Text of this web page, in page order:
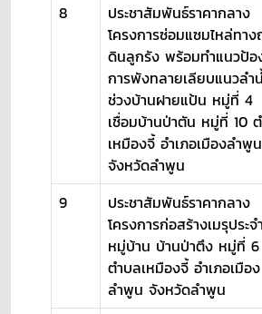
8
ประชาสัมพันธ์ราคากลาง
โครงการซ่อมแซมไหล่ทา
ดินลูกรัง พร้อมทำแนวป้อ
การพังทลายเลียบแนวลำ
ช่วงบ้านฝายแป้น หมู่ที่ 4
เชื่อมบ้านป่าตัน หมู่ที่ 10
เหมืองจี้ อำเภอเมืองลำพูน
จังหวัดลำพูน
9
ประชาสัมพันธ์ราคากลาง
โครงการก่อสร้างเมรุประจำ
หมู่บ้าน บ้านป่าตึง หมู่ที่ 6
ตำบลเหมืองจี้ อำเภอเมือง
ลำพูน จังหวัดลำพูน